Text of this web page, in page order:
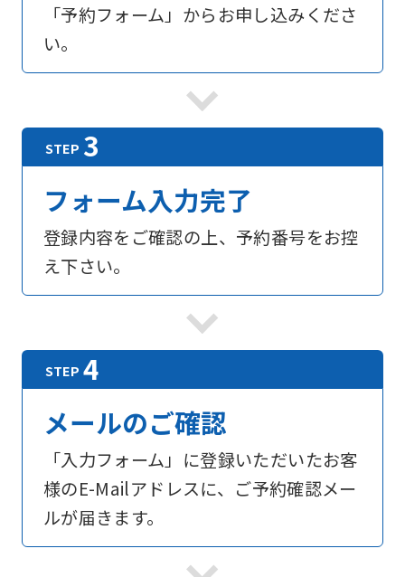
「予約フォーム」からお申し込みくださ
い。
フォーム入力完了
登録内容をご確認の上、予約番号をお控
え下さい。
メールのご確認
「入力フォーム」に登録いただいたお客
様のE-Mailアドレスに、ご予約確認メー
ルが届きます。